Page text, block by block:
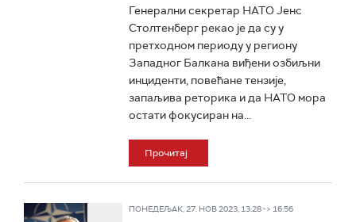
Генерални секретар НАТО Јенс
Столтенберг рекао је да су у
претходном периоду у региону
Западног Балкана виђени озбиљни
инциденти, повећане тензије,
запаљива реторика и да НАТО мора
остати фокусиран на...
Прочитај
ПОНЕДЕЉАК, 27. НОВ 2023, 13:28 -> 16:56